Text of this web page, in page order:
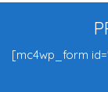
[mc4wp_form